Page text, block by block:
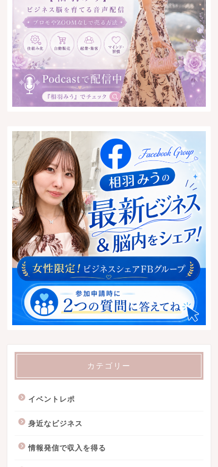
カテゴリー
イベントレポ
身近なビジネス
情報発信で収入を得る